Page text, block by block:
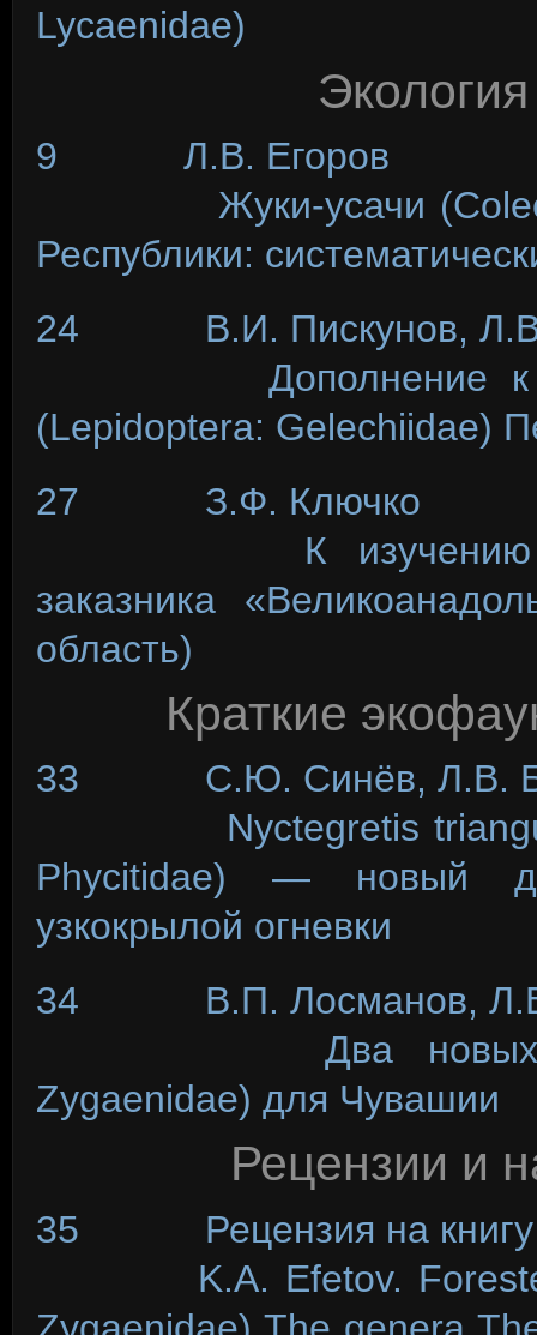
Lycaenidae)
9 Л.В. Егоров
Жуки-усачи
Республики:
24 В.И. Пискунов, Л.В.
Дополнение к
(Lepidoptera: Gelechiidae)
27 З.Ф. Ключко
К изучению совок
заказника
область)
Краткие
33 С.Ю. Синёв, Л.В.
Nyctegretis
Phycitidae) — новый
узкокрылой огневки
34 В.П. Лосманов, Л.В.
Два новых вида
Zygaenidae) для Чувашии
Рецензии и
35 Рецензия на книгу
K.A. Efetov. Forester